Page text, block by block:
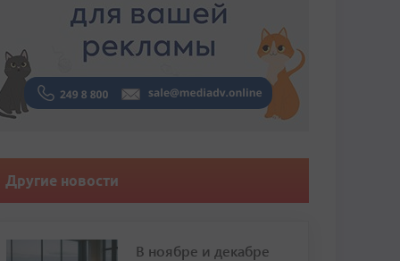
Другие новости
В ноябре и декабре